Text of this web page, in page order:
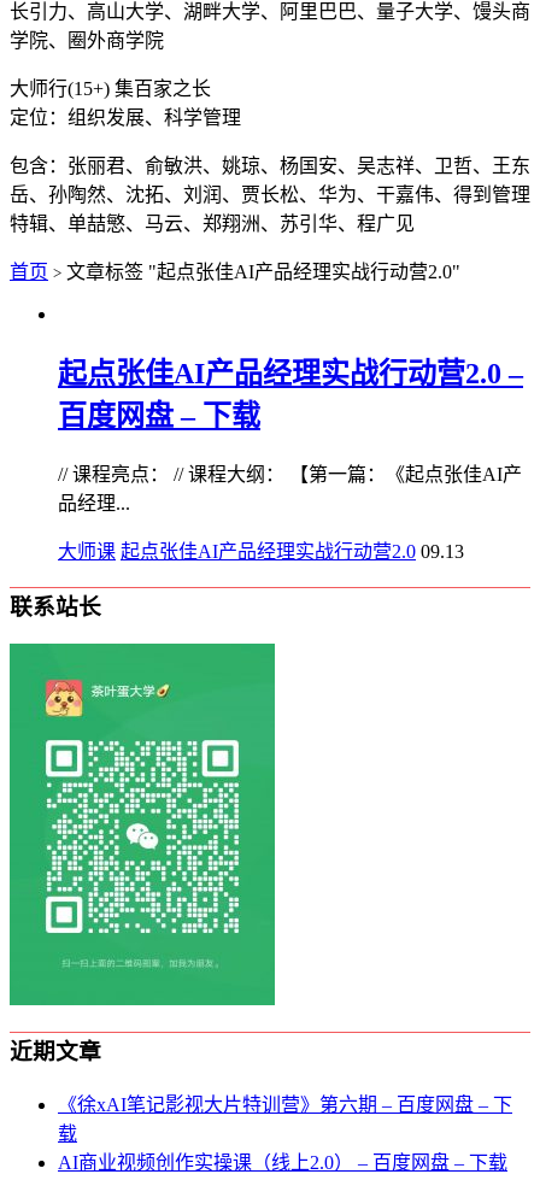
长引力、高山大学、湖畔大学、阿里巴巴、量子大学、馒头商
学院、圈外商学院
大师行(15+) 集百家之长
定位：组织发展、科学管理
包含：张丽君、俞敏洪、姚琼、杨国安、吴志祥、卫哲、王东
岳、孙陶然、沈拓、刘润、贾长松、华为、干嘉伟、得到管理
特辑、单喆慜、马云、郑翔洲、苏引华、程广见
首页 > 文章标签 "起点张佳AI产品经理实战行动营2.0"
起点张佳AI产品经理实战行动营2.0 –
百度网盘 – 下载
// 课程亮点： // 课程大纲： 【第一篇：《起点张佳AI产
品经理...
大师课 起点张佳AI产品经理实战行动营2.0 09.13
联系站长
近期文章
《徐xAI笔记影视大片特训营》第六期 – 百度网盘 – 下
载
AI商业视频创作实操课（线上2.0） – 百度网盘 – 下载